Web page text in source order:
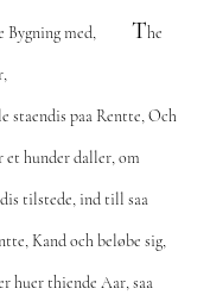
Bygning med, The
paa Rentte, Och
et hunder daller, om
tilstede, ind till saa
Kand och beløbe sig,
huer thiende Aar, saa